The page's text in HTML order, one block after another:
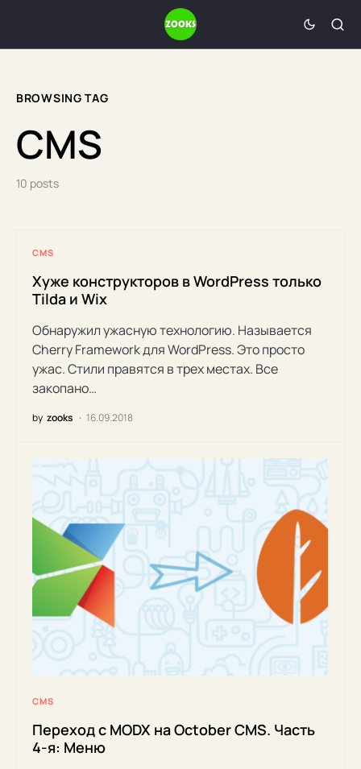
BROWSING TAG
CMS
10 posts
CMS
Хуже конструкторов в WordPress только
Tilda и Wix
Обнаружил ужасную технологию. Называется
Cherry Framework для WordPress. Это просто
ужас. Стили правятся в трех местах. Все
закопано…
by zooks 16.09.2018
CMS
Переход с MODX на October CMS. Часть
4-я: Меню